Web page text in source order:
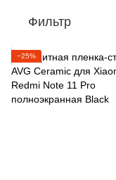
Фильтр
−25%